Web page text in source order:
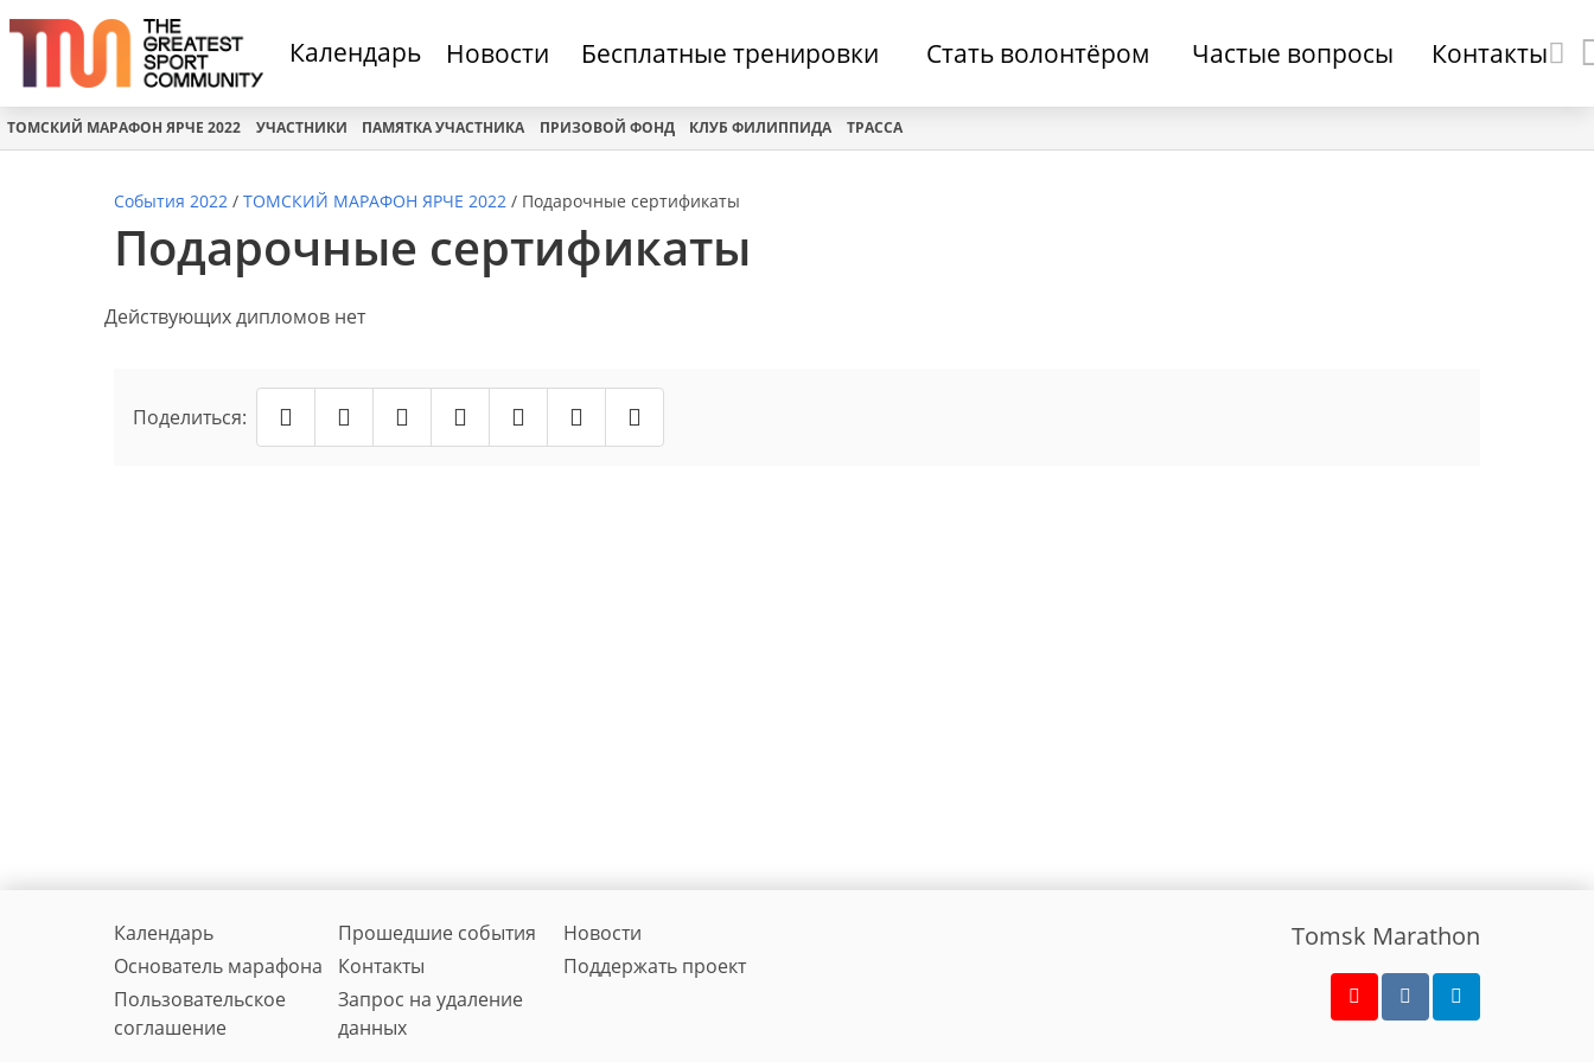
Календарь Новости Бесплатные тренировки Стать волонтёром Частые вопросы Контакты
ТОМСКИЙ МАРАФОН ЯРЧЕ 2022 УЧАСТНИКИ ПАМЯТКА УЧАСТНИКА ПРИЗОВОЙ ФОНД КЛУБ ФИЛИППИДА ТРАССА
События 2022 / ТОМСКИЙ МАРАФОН ЯРЧЕ 2022 / Подарочные сертификаты
Подарочные сертификаты
Действующих дипломов нет
Поделиться:
Календарь Прошедшие события
Новости
Основатель марафона
Контакты
Поддержать проект
Пользовательское
соглашение
Запрос на удаление
данных
Tomsk Marathon